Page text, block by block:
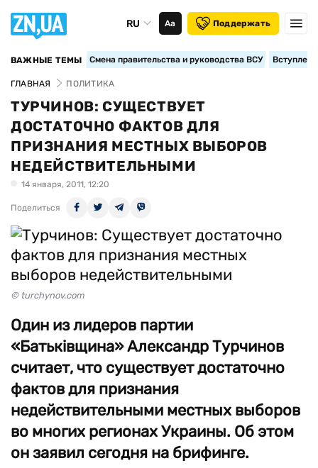
RU Аа Поддержать
ВАЖНЫЕ ТЕМЫ Смена правительства и руководства ВСУ
ГЛАВНАЯ ПОЛИТИКА
ТУРЧИНОВ: СУЩЕСТВУЕТ
ДОСТАТОЧНО ФАКТОВ ДЛЯ
ПРИЗНАНИЯ МЕСТНЫХ ВЫБОРОВ
НЕДЕЙСТВИТЕЛЬНЫМИ
14 января, 2011, 12:20
Поделиться
© turchynov.com
Один из лидеров партии
«Батьківщина» Александр Турчинов
считает, что существует достаточно
фактов для признания
недействительными местных выборов
во многих регионах Украины. Об этом
он заявил сегодня на брифинге.